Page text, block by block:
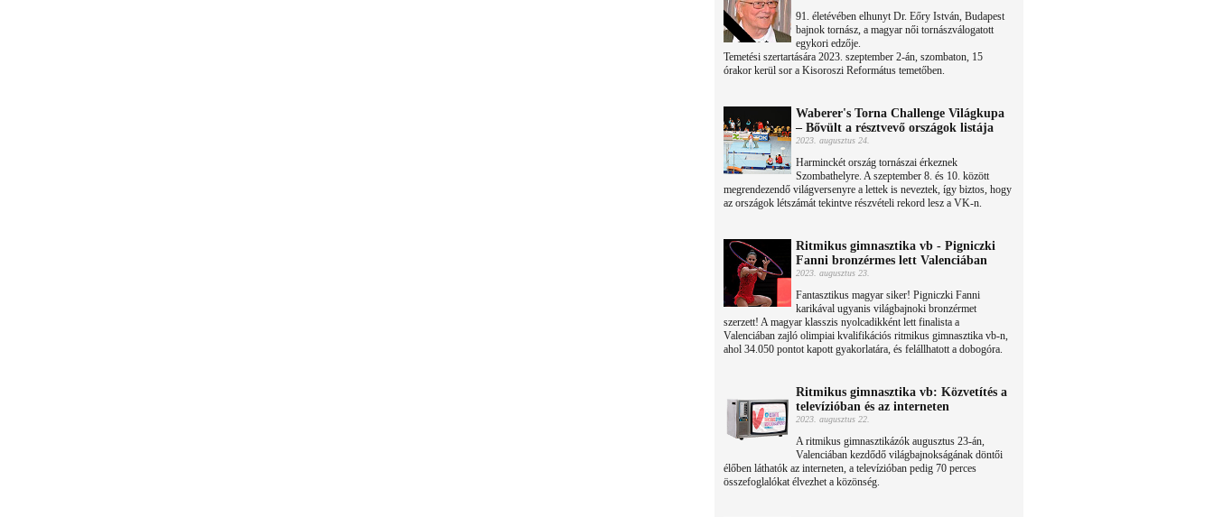
91. életévében elhunyt Dr. Eőry István, Budapest
bajnok tornász, a magyar női tornászválogatott
egykori edzője.
Temetési szertartására 2023. szeptember 2-án, szombaton, 15
órakor kerül sor a Kisoroszi Református temetőben.
Waberer's Torna Challenge Világkupa
– Bővült a résztvevő országok listája
2023. augusztus 24.
Harminckét ország tornászai érkeznek
Szombathelyre. A szeptember 8. és 10. között
megrendezendő világversenyre a lettek is neveztek, így biztos, hogy
az országok létszámát tekintve részvételi rekord lesz a VK-n.
Ritmikus gimnasztika vb - Pigniczki
Fanni bronzérmes lett Valenciában
2023. augusztus 23.
Fantasztikus magyar siker! Pigniczki Fanni
karikával ugyanis világbajnoki bronzérmet
szerzett! A magyar klasszis nyolcadikként lett finalista a
Valenciában zajló olimpiai kvalifikációs ritmikus gimnasztika vb-n,
ahol 34.050 pontot kapott gyakorlatára, és felállhatott a dobogóra.
Ritmikus gimnasztika vb: Közvetítés a
televízióban és az interneten
2023. augusztus 22.
A ritmikus gimnasztikázók augusztus 23-án,
Valenciában kezdődő világbajnokságának döntői
élőben láthatók az interneten, a televízióban pedig 70 perces
összefoglalókat élvezhet a közönség.